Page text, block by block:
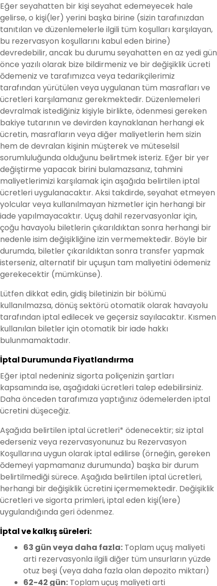
Eğer seyahatten bir kişi seyahat edemeyecek hale
gelirse, o kişi(ler) yerini başka birine (sizin tarafınızdan
tanıtılan ve düzenlemelerle ilgili tüm koşulları karşılayan,
bu rezervasyon koşullarını kabul eden birine)
devredebilir, ancak bu durumu seyahatten en az yedi gün
önce yazılı olarak bize bildirmeniz ve bir değişiklik ücreti
ōdemeniz ve tarafımızca veya tedarikçilerimiz
tarafından yürütülen veya uygulanan tüm masrafları ve
ücretleri karşılamanız gerekmektedir. Düzenlemeleri
devralmak istediğiniz kişiyle birlikte, ödenmesi gereken
bakiye tutarının ve devirden kaynaklanan herhangi ek
ücretin, masrafların veya diğer maliyetlerin hem sizin
hem de devralan kişinin müşterek ve müteselsil
sorumluluğunda olduğunu belirtmek isteriz. Eğer bir yer
değiştirme yapacak birini bulamazsanız, tahmini
maliyetlerimizi karşılamak için aşağıda belirtilen iptal
ücretleri uygulanacaktır. Aksi takdirde, seyahat etmeyen
yolcular veya kullanılmayan hizmetler için herhangi bir
iade yapılmayacaktır. Uçuş dahil rezervasyonlar için,
çoğu havayolu biletlerin çıkarıldıktan sonra herhangi bir
nedenle isim değişikliğine izin vermemektedir. Böyle bir
durumda, biletler çıkarıldıktan sonra transfer yapmak
isterseniz, alternatif bir uçuşun tam maliyetini ödemeniz
gerekecektir (mümkünse).
Lütfen dikkat edin, gidiş biletinizin bir bölümü
kullanılmazsa, dönüş sektörü otomatik olarak havayolu
tarafından iptal edilecek ve geçersiz sayılacaktır. Kısmen
kullanılan biletler için otomatik bir iade hakkı
bulunmamaktadır.
İptal Durumunda Fiyatlandırma
Eğer iptal nedeniniz sigorta poliçenizin şartları
kapsamında ise, aşağıdaki ücretleri talep edebilirsiniz.
Daha önceden tarafımıza yaptığınız ödemelerden iptal
ücretini düşeceğiz.
Aşağıda belirtilen iptal ücretleri* ödenecektir; siz iptal
ederseniz veya rezervasyonunuz bu Rezervasyon
Koşullarına uygun olarak iptal edilirse (örneğin, gereken
ōdemeyi yapmamanız durumunda) başka bir durum
belirtilmediği sürece. Aşağıda belirtilen iptal ücretleri,
herhangi bir değişiklik ücretini içermemektedir. Değişiklik
ücretleri ve sigorta primleri, iptal eden kişi(lere)
uygulandığında geri ödenmez.
İptal ve kalkış süreleri:
63 gün veya daha fazla: Toplam uçuş maliyeti
arti rezervasyonla ilgili diğer tüm unsurların yüzde
otuz beşi (veya daha fazla olan depozito miktarı)
62-42 gün: Toplam uçuş maliyeti arti